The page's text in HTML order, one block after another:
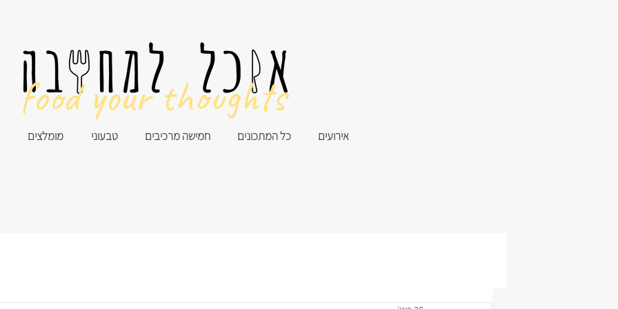
מומלצים טבעוני חמישה מרכיבים כל המתכונים אירועים
food your thoughts